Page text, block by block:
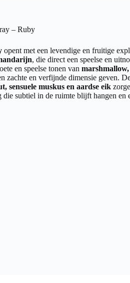
– Ruby
opent met een levendige en fruitige
, die direct een speelse en
en speelse tonen van
zachte en verfijnde dimensie geven.
sensuele muskus en aardse eik
subtiel in de ruimte blijft hangen en